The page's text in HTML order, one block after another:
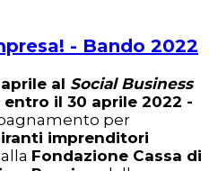
- Bando 2022
aprile al Social Business
entro il 30 aprile 2022 -
per
imprenditori
Fondazione Cassa di